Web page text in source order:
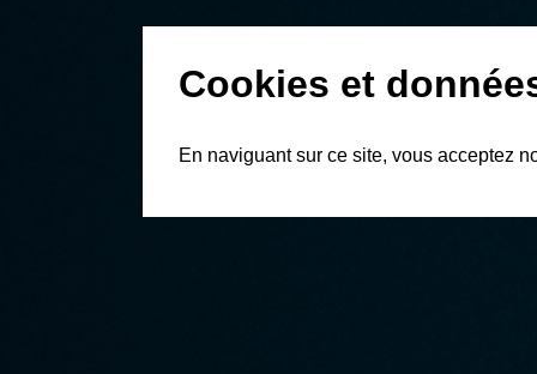
Cookies et
En naviguant sur ce site, vous acceptez